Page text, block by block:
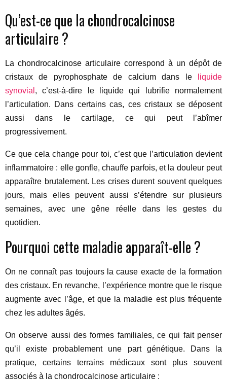
Qu’est-ce que la chondrocalcinose
articulaire ?
La chondrocalcinose articulaire correspond à un dépôt de
cristaux de pyrophosphate de calcium dans le
liquide
synovial , c’est-à-dire le liquide qui lubrifie normalement
l’articulation. Dans certains cas, ces cristaux se déposent
aussi dans le cartilage, ce qui peut l’abîmer
progressivement.
Ce que cela change pour toi, c’est que l’articulation devient
inflammatoire : elle gonfle, chauffe parfois, et la douleur peut
apparaître brutalement. Les crises durent souvent quelques
jours, mais elles peuvent aussi s’étendre sur plusieurs
semaines, avec une gêne réelle dans les gestes du
quotidien.
Pourquoi cette maladie apparaît-elle ?
On ne connaît pas toujours la cause exacte de la formation
des cristaux. En revanche, l’expérience montre que le risque
augmente avec l’âge, et que la maladie est plus fréquente
chez les adultes âgés.
On observe aussi des formes familiales, ce qui fait penser
qu’il existe probablement une part génétique. Dans la
pratique, certains terrains médicaux sont plus souvent
associés à la chondrocalcinose articulaire :